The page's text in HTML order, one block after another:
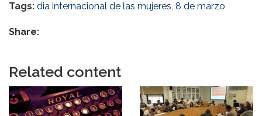
Tags: dia internacional de las mujeres, 8 de marzo
Share:
Related content